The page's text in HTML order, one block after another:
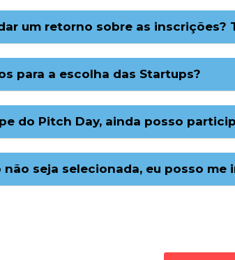
um retorno sobre as inscrições?
para a escolha das Startups?
do Pitch Day, ainda posso
seja selecionada, eu posso